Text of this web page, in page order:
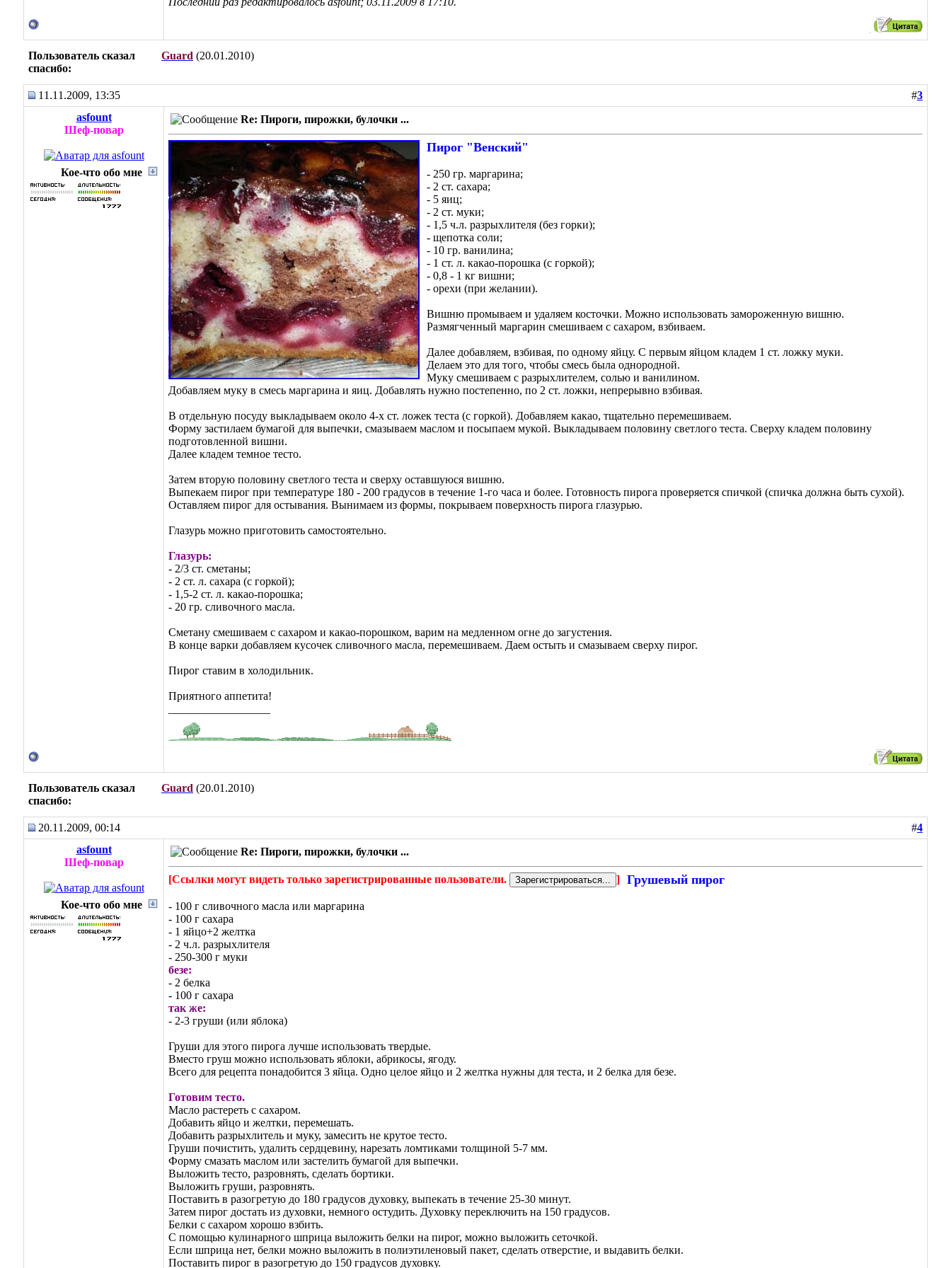
Пользователь сказал
cпасибо:
Guard (20.01.2010)
11.11.2009, 13:35 #3
asfount
Шеф-повар
Кое-что обо мне
Re: Пироги, пирожки, булочки ...
Пирог "Венский"
- 250 гр. маргарина;
- 2 ст. сахара;
- 5 яиц;
- 2 ст. муки;
- 1,5 ч.л. разрыхлителя (без горки);
- щепотка соли;
- 10 гр. ванилина;
- 1 ст. л. какао-порошка (с горкой);
- 0,8 - 1 кг вишни;
- орехи (при желании).
Вишню промываем и удаляем косточки. Можно использовать замороженную вишню.
Размягченный маргарин смешиваем с сахаром, взбиваем.
Далее добавляем, взбивая, по одному яйцу. С первым яйцом кладем 1 ст. ложку муки.
Делаем это для того, чтобы смесь была однородной.
Муку смешиваем с разрыхлителем, солью и ванилином.
Добавляем муку в смесь маргарина и яиц. Добавлять нужно постепенно, по 2 ст. ложки, непрерывно взбивая.
В отдельную посуду выкладываем около 4-х ст. ложек теста (с горкой). Добавляем какао, тщательно перемешиваем.
Форму застилаем бумагой для выпечки, смазываем маслом и посыпаем мукой. Выкладываем половину светлого теста. Сверху кладем половину
подготовленной вишни.
Далее кладем темное тесто.
Затем вторую половину светлого теста и сверху оставшуюся вишню.
Выпекаем пирог при температуре 180 - 200 градусов в течение 1-го часа и более. Готовность пирога проверяется спичкой (спичка должна быть сухой).
Оставляем пирог для остывания. Вынимаем из формы, покрываем поверхность пирога глазурью.
Глазурь можно приготовить самостоятельно.
Глазурь:
- 2/3 ст. сметаны;
- 2 ст. л. сахара (с горкой);
- 1,5-2 ст. л. какао-порошка;
- 20 гр. сливочного масла.
Сметану смешиваем с сахаром и какао-порошком, варим на медленном огне до загустения.
В конце варки добавляем кусочек сливочного масла, перемешиваем. Даем остыть и смазываем сверху пирог.
Пирог ставим в холодильник.
Приятного аппетита!
Пользователь сказал
cпасибо:
Guard (20.01.2010)
20.11.2009, 00:14 #4
asfount
Шеф-повар
Кое-что обо мне
Re: Пироги, пирожки, булочки ...
[Ссылки могут видеть только зарегистрированные пользователи. ] Грушевый пирог
- 100 г сливочного масла или маргарина
- 100 г сахара
- 1 яйцо+2 желтка
- 2 ч.л. разрыхлителя
- 250-300 г муки
безе:
- 2 белка
- 100 г сахара
так же:
- 2-3 груши (или яблока)
Груши для этого пирога лучше использовать твердые.
Вместо груш можно использовать яблоки, абрикосы, ягоду.
Всего для рецепта понадобится 3 яйца. Одно целое яйцо и 2 желтка нужны для теста, и 2 белка для безе.
Готовим тесто.
Масло растереть с сахаром.
Добавить яйцо и желтки, перемешать.
Добавить разрыхлитель и муку, замесить не крутое тесто.
Груши почистить, удалить сердцевину, нарезать ломтиками толщиной 5-7 мм.
Форму смазать маслом или застелить бумагой для выпечки.
Выложить тесто, разровнять, сделать бортики.
Выложить груши, разровнять.
Поставить в разогретую до 180 градусов духовку, выпекать в течение 25-30 минут.
Затем пирог достать из духовки, немного остудить. Духовку переключить на 150 градусов.
Белки с сахаром хорошо взбить.
С помощью кулинарного шприца выложить белки на пирог, можно выложить сеточкой.
Если шприца нет, белки можно выложить в полиэтиленовый пакет, сделать отверстие, и выдавить белки.
Поставить пирог в разогретую до 150 градусов духовку.